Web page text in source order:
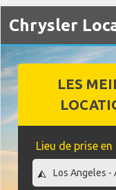
Chrysler
LES
Lieu de prise en